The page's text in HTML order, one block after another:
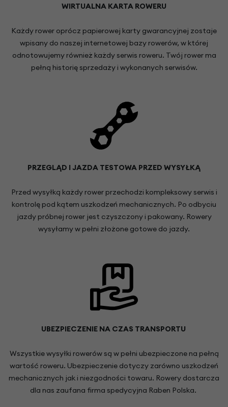
WIRTUALNA KARTA ROWERU
Każdy rower oprócz papierowej karty gwarancyjnej zostaje
wpisany do naszej internetowej bazy rowerów, w której
odnotowujemy również każdy serwis roweru. Twój rower ma
pełną historię sprzedaży i wykonanych serwisów.
PRZEGLĄD I JAZDA TESTOWA PRZED WYSYŁKĄ
Przed wysyłką każdy rower przechodzi kompleksowy serwis i
kontrolę pod kątem uszkodzeń mechanicznych. Po odbyciu
jazdy próbnej rower jest czyszczony i pakowany. Rowery
wysyłamy w pełni złożone gotowe do jazdy.
UBEZPIECZENIE NA CZAS TRANSPORTU
Wszystkie wysyłki rowerów są w pełni ubezpieczone na pełną
wartość roweru. Ubezpieczenie dotyczy zarówno uszkodzeń
mechanicznych jak i niezgodności towaru. Rowery dostarcza
dla nas zaufana firma spedycyjna Raben Polska.